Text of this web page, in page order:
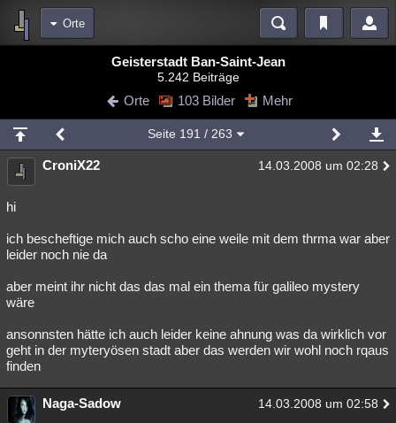
Orte
Blogs Videos
Chat Wiki Neuigkeiten
meine Rubriken
Menschen Wissenschaft Mystery Kriminalfälle
Natur Umfragen Unterhaltung
Philosophie Träume Orte Esoterik Literatur
Astronomie Helpdesk Gruppen Filme
Musik Clash
Übersichten
Besucht
Geisterstadt Ban-Saint-Jean
5.242 Beiträge
Orte 103 Bilder Mehr
Seite 191 / 263
CroniX22 14.03.2008 um 02:28
hi
ich bescheftige mich auch scho eine weile mit dem thrma war aber
leider noch nie da
aber meint ihr nicht das das mal ein thema für galileo mystery
wäre
ansonnsten hätte ich auch leider keine ahnung was da wirklich vor
geht in der myteryösen stadt aber das werden wir wohl noch rqaus
finden
Naga-Sadow 14.03.2008 um 02:58